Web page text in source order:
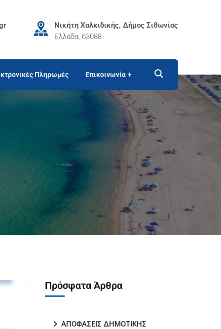
Νικήτη Χαλκιδικής, Δήμος Σιθωνίας
Ελλάδα, 63088
Πληρωμές Επικοινωνία
Πρόσφατα Άρθρα
ΑΠΟΦΑΣΕΙΣ ΔΗΜΟΤΙΚΗΣ